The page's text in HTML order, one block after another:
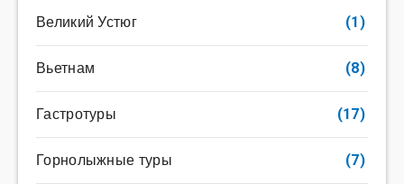
Великий Устюг (1)
Вьетнам (8)
Гастротуры (17)
Горнолыжные туры (7)